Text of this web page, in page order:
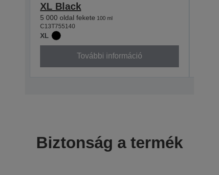
XL Black
5 000 oldal fekete 100 ml
C13T755140
XL
További információ
Biztonság a termék